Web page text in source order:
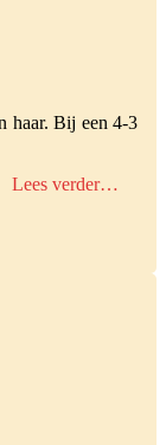
haar. Bij een 4-3
Lees verder…